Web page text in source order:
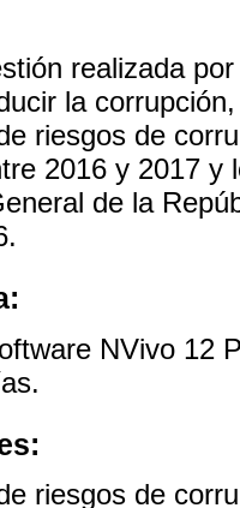
realizada
la
riesgos de
2016 y 2017 y
de la
NVivo 12
riesgos de